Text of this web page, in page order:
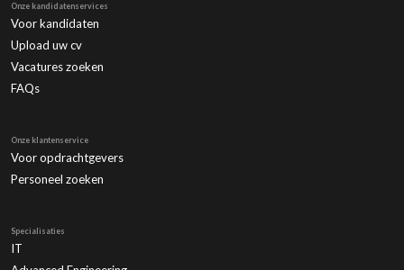
Onze kandidatenservices
Voor kandidaten
Upload uw cv
Vacatures zoeken
FAQs
Onze klantenservice
Voor opdrachtgevers
Personeel zoeken
Specialisaties
IT